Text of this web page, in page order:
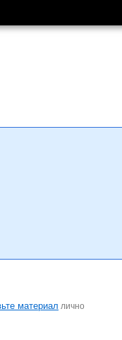
материал лично